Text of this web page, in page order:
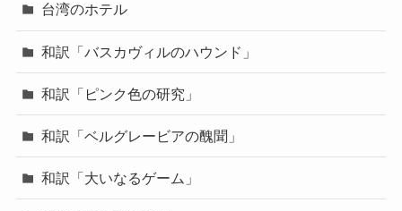
台湾のホテル
和訳「バスカヴィルのハウンド」
和訳「ピンク色の研究」
和訳「ベルグレービアの醜聞」
和訳「大いなるゲーム」